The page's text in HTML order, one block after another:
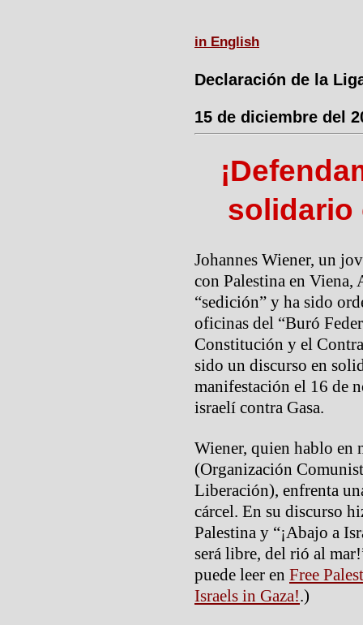
in English
Declaración de la
15 de diciembre del
solidario
Johannes Wiener, un
con Palestina en Viena,
“sedición” y ha sido
oficinas del “Buró
Constitución y el
sido un discurso en
manifestación el 16 de
israelí contra Gasa.
Wiener, quien hablo en
(Organización
Liberación), enfrenta
cárcel. En su discurso
Palestina y “¡Abajo a
será libre, del rió al
puede leer en Free
Israels in Gaza!.)